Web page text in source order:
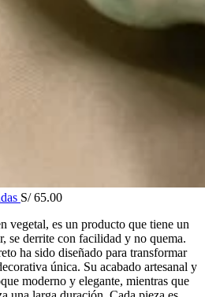
S/65.00
vegetal, es un producto que tiene un
se derrite con facilidad y no quema.
ha sido diseñado para transformar
única. Su acabado artesanal y
moderno y elegante, mientras que